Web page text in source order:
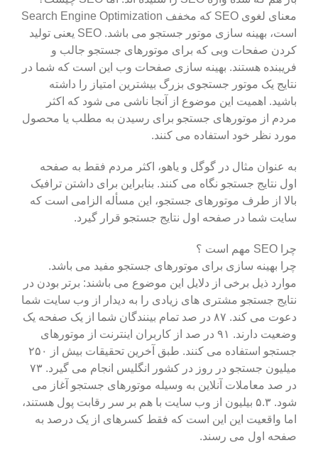
معنای لغوی SEO که مخفف Search Engine Optimization
است، بهینه سازی موتور جستجو می باشد. SEO یعنی تولید
کردن صفحات وبی که برای موتورهای جستجو جالب و
فریبنده هستند. بهینه سازی صفحات وب این است که شما در
نتایج یک موتور جستجوی بزرگ بیشترین امتیاز را داشته
باشید. اهمیت این موضوع از آنجا ناشی می شود که اکثر
مردم از موتورهای جستجو برای رسیدن به مطلب یا محصول
مورد نظر خود استفاده می کنند.
به عنوان مثال در گوگل و یاهو، اکثر مردم فقط به صفحه
اول نتایج جستجو نگاه می کنند. بنابراین برای داشتن ترافیک
بالا از طرف موتورهای جستجو، این مسأله الزامی است که
سایت شما در صفحه اول نتایج جستجو قرار گیرد.
چرا SEO مهم است ؟
چرا بهینه سازی برای موتورهای جستجو مفید می باشد.
موارد ذیل برخی از دلایل این موضوع می باشند: برتر بودن در
نتایج جستجو مشتری های زیادی را به دیدار از وب سایت شما
دعوت می کند. ۸۷ در صد تمام بینندگان شما از یک صفحه یک
وضعیت دارند. ۹۱ در صد از کاربران اینترنت از موتورهای
جستجو استفاده می کنند. طبق آخرین تحقیقات بیش از ۲۵۰
میلیون جستجو در روز در کشور انگلیس انجام می گیرد. ۷۳
در صد معاملات آنلاین به وسیله موتورهای جستجو آغاز می
شود. ۵.۳ بیلیون از وب سایت با هم بر سر رقابت پول هستند،
اما واقعیت این این است که فقط کسرهای از یک درصد به
صفحه اول می رسند.